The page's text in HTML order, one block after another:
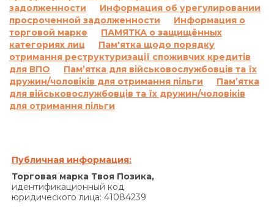
задолженности
Информация об урегулировании
просроченной задолженности
Информация о
торговой марке
ПАМЯТКА о защищённых
категориях лиц
Пам'ятка щодо порядку
отримання реструктуризації споживчих кредитів
для ВПО
Пам’ятка для військовослужбовців та їх
дружин/чоловіків для отримання пільги
Пам’ятка
для військовослужбовців та їх дружин/чоловіків
для отримання пільги
Публичная информация:
Торговая марка Твоя Позика,
идентификационный код
юридического лица: 41084239